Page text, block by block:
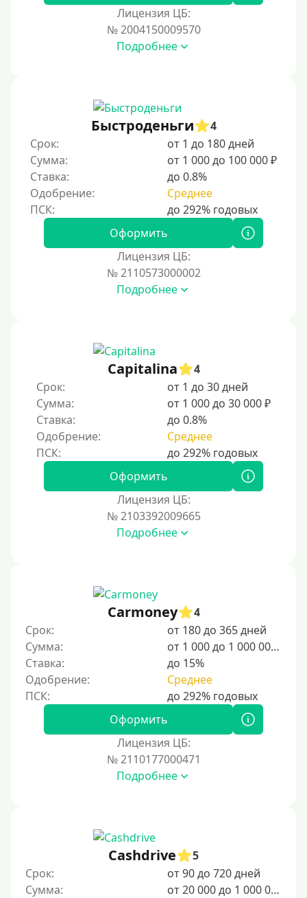
Лицензия ЦБ:
№ 2004150009570
Подробнее
Быстроденьги
4
Срок:
от 1 до 180 дней
Сумма:
от 1 000 до 100 000 ₽
Ставка:
до 0.8%
Одобрение:
Среднее
Оформить
Лицензия ЦБ:
№ 2110573000002
Подробнее
Capitalina
4
Срок:
от 1 до 30 дней
Сумма:
от 1 000 до 30 000 ₽
Ставка:
до 0.8%
Одобрение:
Среднее
Оформить
Лицензия ЦБ:
№ 2103392009665
Подробнее
Carmoney
4
Срок:
от 180 до 365 дней
Сумма:
от 1 000 до 1 000 000 ₽
Ставка:
до 15%
Одобрение:
Среднее
Оформить
Лицензия ЦБ:
№ 2110177000471
Подробнее
Cashdrive
5
Срок:
от 90 до 720 дней
Сумма:
от 20 000 до 1 000 000 ₽